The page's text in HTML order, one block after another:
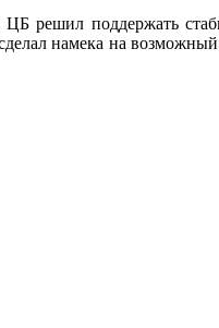
решил поддержать
намека на